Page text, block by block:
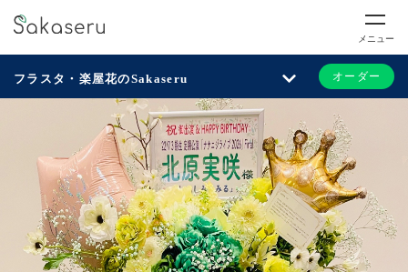
メニュー
フラスタ・楽屋花のSakaseru オーダー